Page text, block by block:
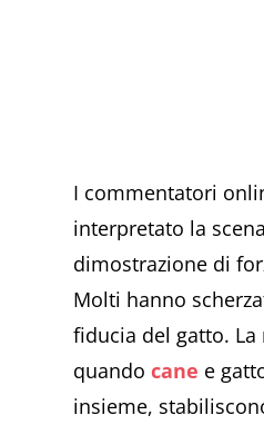
I commentatori
interpretato la
dimostrazione di
Molti hanno
fiducia del gatto. La
quandocane e
insieme,